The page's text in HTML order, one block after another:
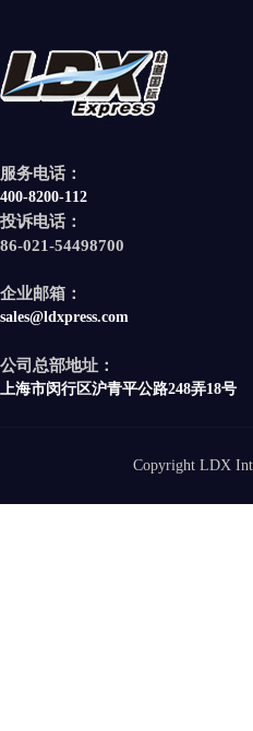
服务电话：
400-8200-112
投诉电话：
86-021-54498700
企业邮箱：
sales@ldxpress.com
公司总部地址：
上海市闵行区沪青平公路248弄18号
Copyright LDX